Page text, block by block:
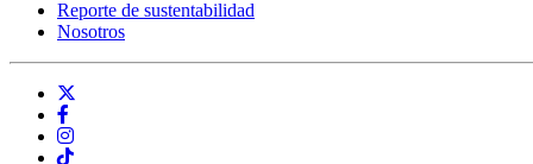
Reporte de sustentabilidad
Nosotros